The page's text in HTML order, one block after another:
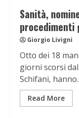
Sanità,
procedimenti
Giorgio Livigni
Otto dei 18
giorni scorsi
Schifani,
Read More